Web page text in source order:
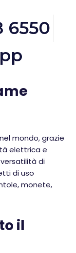
6550
mondo, grazie
elettrica e
di
di uso
monete,
il